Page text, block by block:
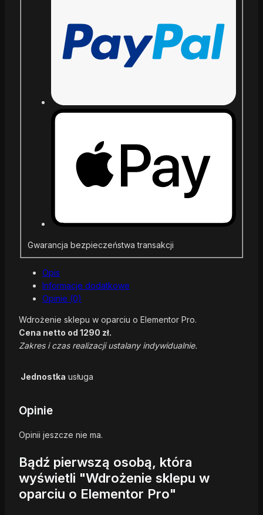
Gwarancja bezpieczeństwa transakcji
Opis
Informacje dodatkowe
Opinie (0)
Wdrożenie sklepu w oparciu o Elementor Pro.
Cena netto od 1290 zł.
Zakres i czas realizacji ustalany indywidualnie.
Jednostka usługa
Opinie
Opinii jeszcze nie ma.
Bądź pierwszą osobą, która
wyświetli "Wdrożenie sklepu w
oparciu o Elementor Pro"